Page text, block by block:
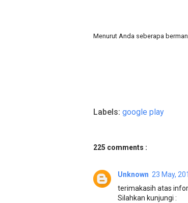
Menurut Anda seberapa
Labels: google play
225 comments :
Unknown 23 May,
terimakasih atas
Silahkan kunjungi :